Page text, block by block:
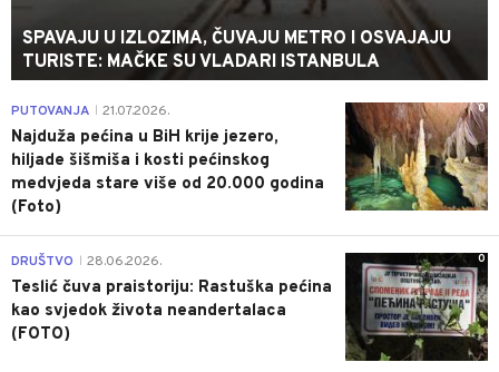
SPAVAJU U IZLOZIMA, ČUVAJU METRO I OSVAJAJU
TURISTE: MAČKE SU VLADARI ISTANBULA
0
PUTOVANJA 21.07.2026.
Najduža pećina u BiH krije jezero,
hiljade šišmiša i kosti pećinskog
medvjeda stare više od 20.000 godina
(Foto)
0
DRUŠTVO 28.06.2026.
Teslić čuva praistoriju: Rastuška pećina
kao svjedok života neandertalaca
(FOTO)